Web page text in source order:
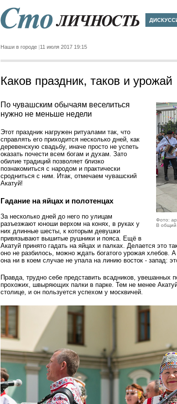
Наши в городе 11 июля 2017 19:15
Каков праздник, таков и урожай
Фото:
В общий
По чувашским обычаям веселиться
нужно не меньше недели
Этот праздник нагружен ритуалами так, что
справлять его приходится несколько дней, как
деревенскую свадьбу, иначе просто не успеть
оказать почести всем богам и духам. Зато
обилие т­радиций позволяет близко
познакомиться с народом и практически
сродниться с ним. Итак, отмечаем чувашский
Акатуй!
Гадание на яйцах и полотенцах
За несколько дней до него по улицам
разъезжают юноши верхом на конях, в руках у
них длинные шесты, к которым девушки
привязывают вышитые рушники и пояса. Ещё в
Акатуй принято гадать на яйцах и палках. Делается это
оно не разбилось, можно ждать богатого урожая хлебов.
она ни в коем случае не упала на линию восток - запад:
Правда, трудно себе представить всадников, увешанных
прохожих, швыряющих палки в парке. Тем не менее
столице, и он пользуется успехом у москвичей.